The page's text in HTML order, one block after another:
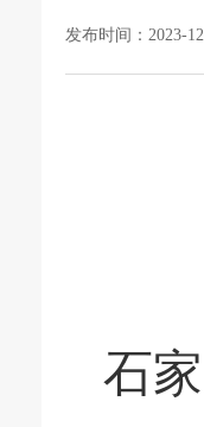
发布时间：2023-
石